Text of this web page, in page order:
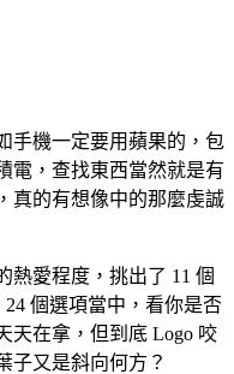
手機一定要用蘋果的，包
電，查找東西當然就是有
真的有想像中的那麼虔誠
熱愛程度，挑出了 11 個
個選項當中，看你是否
天在拿，但到底 Logo 咬
子又是斜向何方？